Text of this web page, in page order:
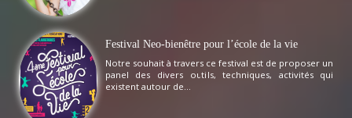
Festival Neo-bienêtre pour l’école de la vie
Notre souhait à travers ce festival est de proposer un
panel des divers outils, techniques, activités qui
existent autour de...